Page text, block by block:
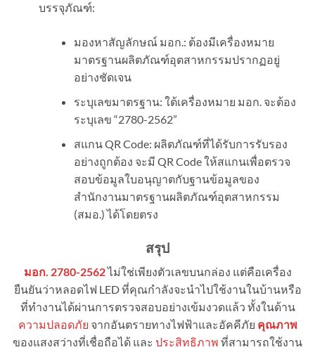
บรรจุภัณฑ์:
มองหาสัญลักษณ์ มอก.: ต้องมีเครื่องหมาย
มาตรฐานผลิตภัณฑ์อุตสาหกรรมปรากฏอยู่
อย่างชัดเจน
ระบุเลขมาตรฐาน: ใต้เครื่องหมาย มอก. จะต้อง
ระบุเลข “2780-2562”
สแกน QR Code: ผลิตภัณฑ์ที่ได้รับการรับรอง
อย่างถูกต้อง จะมี QR Code ให้สแกนเพื่อตรวจ
สอบข้อมูลใบอนุญาตกับฐานข้อมูลของ
สำนักงานมาตรฐานผลิตภัณฑ์อุตสาหกรรม
(สมอ.) ได้โดยตรง
สรุป
มอก. 2780-2562ไม่ใช่เพียงตัวเลขบนกล่อง แต่คือเครื่อง
ยืนยันว่าหลอดไฟ LED ที่คุณกำลังจะนำไปใช้งานในบ้านหรือ
ที่ทำงานได้ผ่านการตรวจสอบอย่างเข้มงวดแล้ว ทั้งในด้าน
ความปลอดภัย จากอันตรายทางไฟฟ้าและอัคคีภัย คุณภาพ
ของแสงสว่างที่เชื่อถือได้ และ ประสิทธิภาพ ที่สามารถใช้งาน